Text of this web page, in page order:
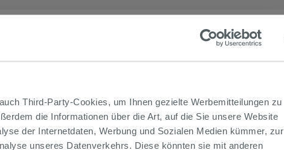
Third-Party-Cookies, um Ihnen gezielte Werbemitteilungen zu
die Informationen über die Art, auf die Sie unsere Website
der Internetdaten, Werbung und Sozialen Medien kümmer, zur
unseres Datenverkehrs. Diese könnten sie mit anderen